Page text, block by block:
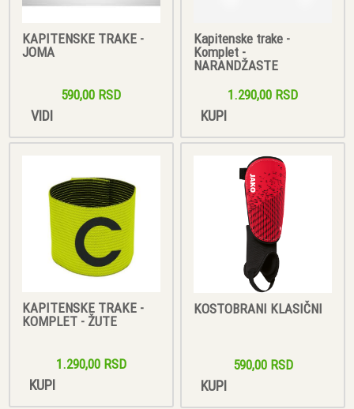
KAPITENSKE TRAKE -
JOMA
590,00 RSD
VIDI
Kapitenske trake -
Komplet -
NARANDŽASTE
1.290,00 RSD
KUPI
KAPITENSKE TRAKE -
KOMPLET - ŽUTE
1.290,00 RSD
KUPI
KOSTOBRANI KLASIČNI
590,00 RSD
KUPI